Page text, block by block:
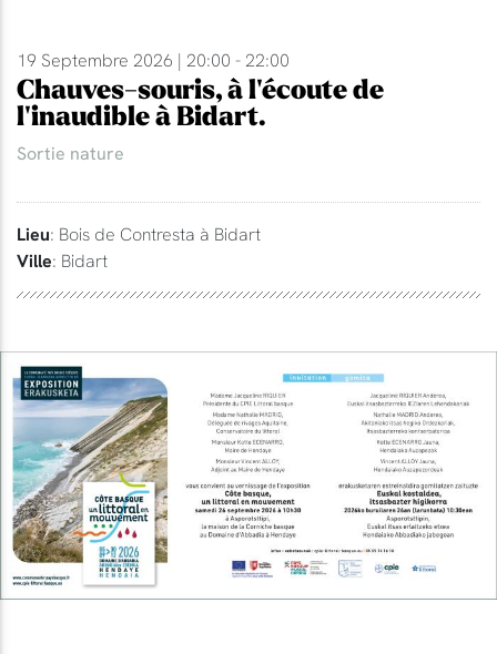
19 Septembre 2026 | 20:00 - 22:00
Chauves-souris, à l'écoute de
l'inaudible à Bidart.
Sortie nature
Lieu: Bois de Contresta à Bidart
Ville: Bidart